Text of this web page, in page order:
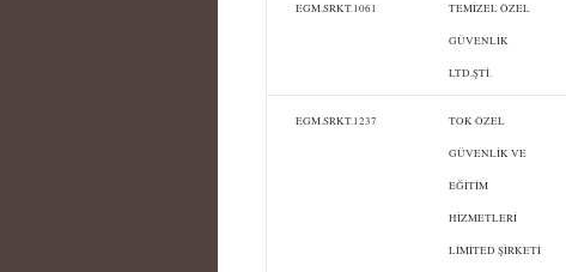
EGM.SRKT.1061 TEMİZEL ÖZEL
GÜVENLİK
LTD.ŞTİ.
EGM.SRKT.1237 TOK ÖZEL
GÜVENLİK VE
EĞİTİM
HİZMETLERİ
LİMİTED ŞİRKETİ